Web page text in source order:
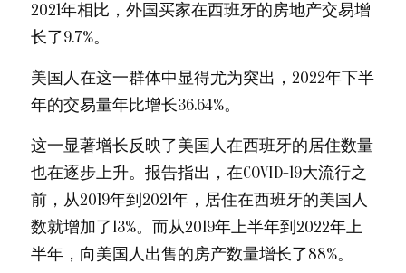
2021年相比，外国买家在西班牙的房地产交易增
长了9.7%。
美国人在这一群体中显得尤为突出，2022年下半
年的交易量年比增长36.64%。
这一显著增长反映了美国人在西班牙的居住数量
也在逐步上升。报告指出，在COVID-19大流行之
前，从2019年到2021年，居住在西班牙的美国人
数就增加了13%。而从2019年上半年到2022年上
半年，向美国人出售的房产数量增长了88%。